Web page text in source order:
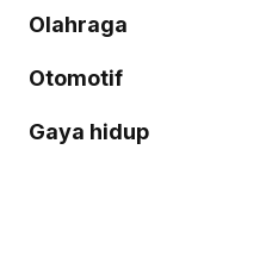
Olahraga
Otomotif
Gaya hidup